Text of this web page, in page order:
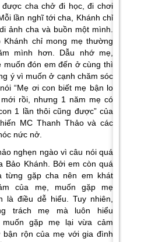
được cha chở đi học, đi chơi
lần nghĩ tới cha, Khánh chỉ
ảnh cha và buồn một mình.
Khánh chỉ mong mẹ thường
mình hơn. Dẫu nhớ mẹ,
muốn đón em đến ở cùng thì
ý vì muốn ở cạnh chăm sóc
nói“Mẹ ơi con biết mẹ bận lo
rồi, nhưng 1 năm mẹ có
1 lần thôi cũng được”của
MC Thanh Thảo và các
nức nở.
nghẹn ngào vì câu nói quá
Bảo Khánh. Bởi em còn quá
từng gặp cha nên em khát
của mẹ, muốn gặp mẹ
là điều dễ hiểu. Tuy nhiên,
trách mẹ mà luôn hiểu
muốn gặp mẹ lại vừa cảm
bận rộn của mẹ với gia đình